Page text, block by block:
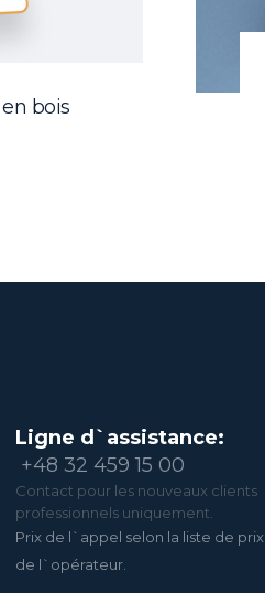
bois
Ligne d`assistance:
+48 32 459 15 00
Contact pour les nouveaux clients
professionnels uniquement.
Prix de l`appel selon la liste de prix
de l`opérateur.